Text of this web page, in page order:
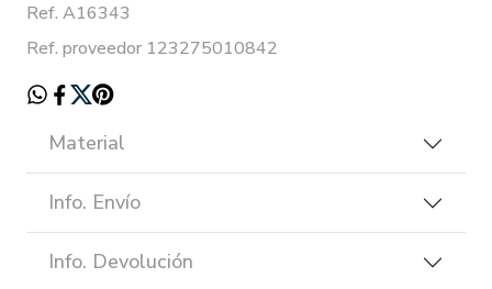
Ref. A16343
Ref. proveedor 123275010842
Material
Info. Envío
Info. Devolución